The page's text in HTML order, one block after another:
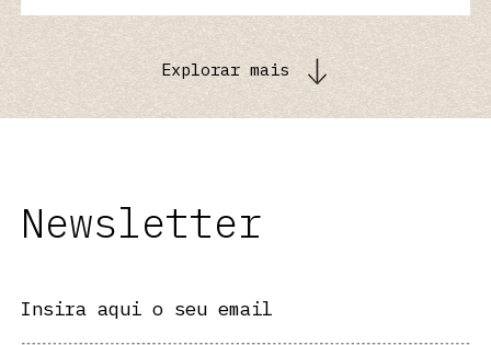
Explorar mais
Newsletter
Insira aqui o seu email